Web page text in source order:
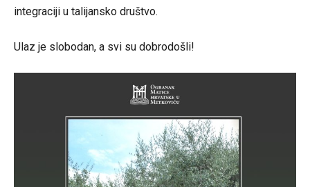
integraciji u talijansko društvo.
Ulaz je slobodan, a svi su dobrodošli!